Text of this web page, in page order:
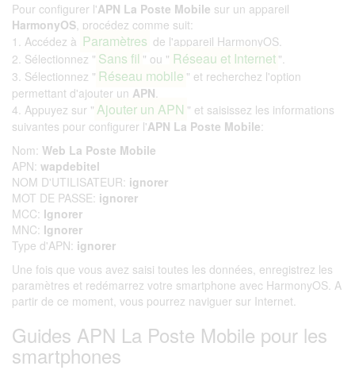
Pour configurer l'APN La Poste Mobile sur un appareil
HarmonyOS, procédez comme suit:
1. Accédez à Paramètres de l'appareil HarmonyOS.
2. Sélectionnez " Sans fil " ou " Réseau et Internet ".
3. Sélectionnez " Réseau mobile " et recherchez l'option
permettant d'ajouter un APN.
4. Appuyez sur " Ajouter un APN " et saisissez les informations
suivantes pour configurer l'APN La Poste Mobile:
Nom: Web La Poste Mobile
APN: wapdebitel
NOM D'UTILISATEUR: ignorer
MOT DE PASSE: ignorer
MCC: Ignorer
MNC: Ignorer
Type d'APN: ignorer
Une fois que vous avez saisi toutes les données, enregistrez les
paramètres et redémarrez votre smartphone avec HarmonyOS. A
partir de ce moment, vous pourrez naviguer sur Internet.
Guides APN La Poste Mobile pour les
smartphones